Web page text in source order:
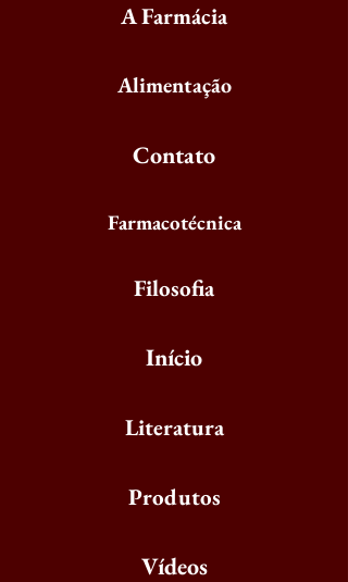
A Farmácia
Alimentação
Contato
Farmacotécnica
Filosofia
Início
Literatura
Produtos
Vídeos